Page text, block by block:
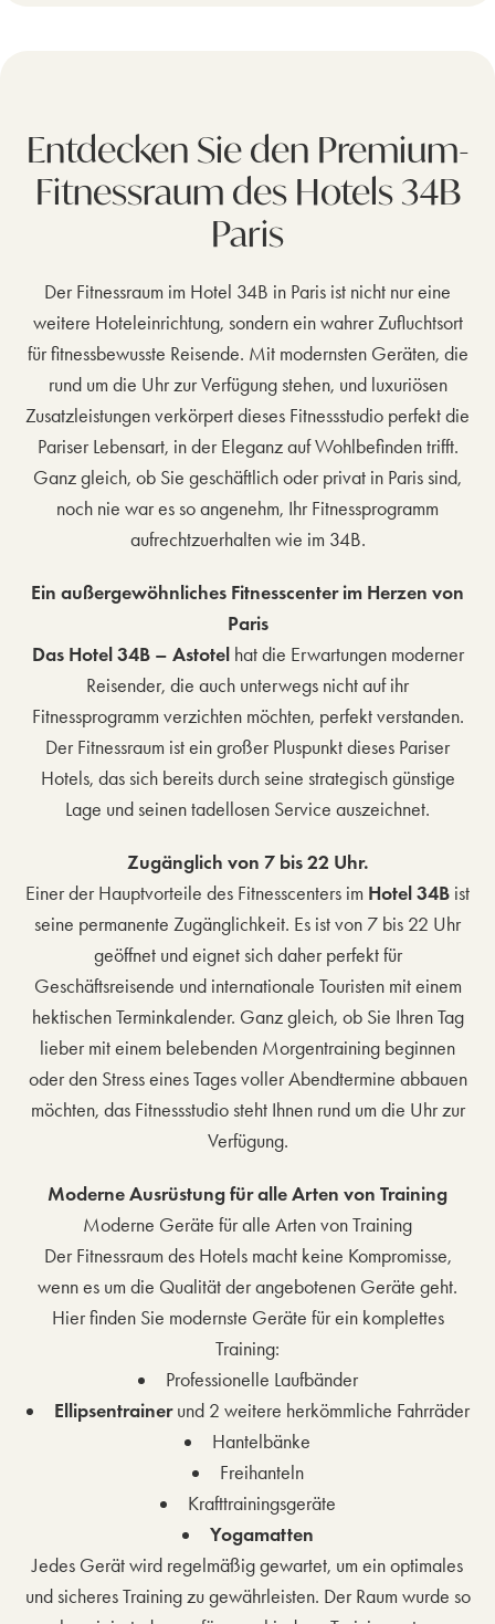
Entdecken Sie den Premium-
Fitnessraum des Hotels 34B
Paris
Der Fitnessraum im Hotel 34B in Paris ist nicht nur eine
weitere Hoteleinrichtung, sondern ein wahrer Zufluchtsort
für fitnessbewusste Reisende. Mit modernsten Geräten, die
rund um die Uhr zur Verfügung stehen, und luxuriösen
Zusatzleistungen verkörpert dieses Fitnessstudio perfekt die
Pariser Lebensart, in der Eleganz auf Wohlbefinden trifft.
Ganz gleich, ob Sie geschäftlich oder privat in Paris sind,
noch nie war es so angenehm, Ihr Fitnessprogramm
aufrechtzuerhalten wie im 34B.
Ein außergewöhnliches Fitnesscenter im Herzen von
Paris
Das Hotel 34B – Astotelhat die Erwartungen moderner
Reisender, die auch unterwegs nicht auf ihr
Fitnessprogramm verzichten möchten, perfekt verstanden.
Der Fitnessraum ist ein großer Pluspunkt dieses Pariser
Hotels, das sich bereits durch seine strategisch günstige
Lage und seinen tadellosen Service auszeichnet.
Zugänglich von 7 bis 22 Uhr.
Einer der Hauptvorteile des Fitnesscenters im Hotel 34B ist
seine permanente Zugänglichkeit. Es ist von 7 bis 22 Uhr
geöffnet und eignet sich daher perfekt für
Geschäftsreisende und internationale Touristen mit einem
hektischen Terminkalender. Ganz gleich, ob Sie Ihren Tag
lieber mit einem belebenden Morgentraining beginnen
oder den Stress eines Tages voller Abendtermine abbauen
möchten, das Fitnessstudio steht Ihnen rund um die Uhr zur
Verfügung.
Moderne Ausrüstung für alle Arten von Training
Moderne Geräte für alle Arten von Training
Der Fitnessraum des Hotels macht keine Kompromisse,
wenn es um die Qualität der angebotenen Geräte geht.
Hier finden Sie modernste Geräte für ein komplettes
Training:
Professionelle Laufbänder
Ellipsentrainerund 2 weitere herkömmliche Fahrräder
Hantelbänke
Freihanteln
Krafttrainingsgeräte
Yogamatten
Jedes Gerät wird regelmäßig gewartet, um ein optimales
und sicheres Training zu gewährleisten. Der Raum wurde so